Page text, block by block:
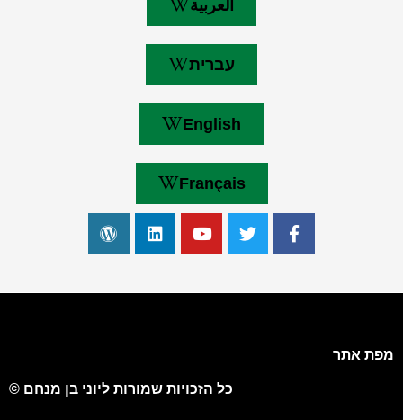
العربية
עברית
English
Français
מפת אתר
כל הזכויות שמורות ליוני בן מנחם ©